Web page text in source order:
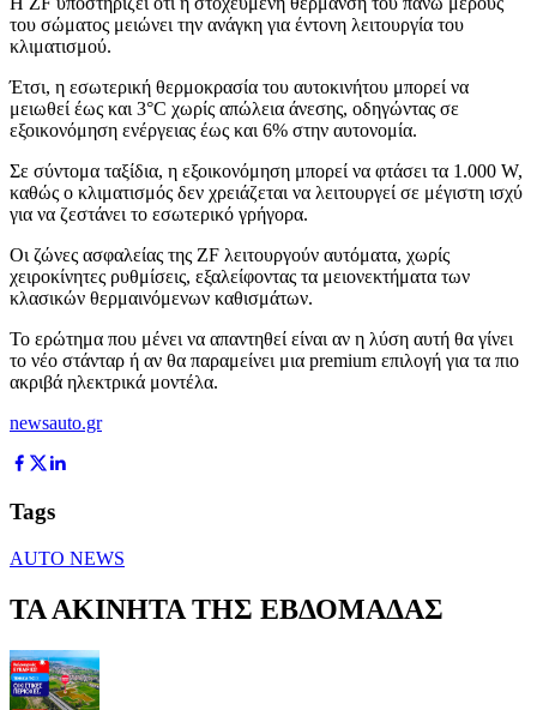
του σώματος μειώνει την ανάγκη για έντονη λειτουργία του
κλιματισμού.
Έτσι, η εσωτερική θερμοκρασία του αυτοκινήτου μπορεί να
μειωθεί έως και 3°C χωρίς απώλεια άνεσης, οδηγώντας σε
εξοικονόμηση ενέργειας έως και 6% στην αυτονομία.
Σε σύντομα ταξίδια, η εξοικονόμηση μπορεί να φτάσει τα 1.000 W,
καθώς ο κλιματισμός δεν χρειάζεται να λειτουργεί σε μέγιστη ισχύ
για να ζεστάνει το εσωτερικό γρήγορα.
Οι ζώνες ασφαλείας της ZF λειτουργούν αυτόματα, χωρίς
χειροκίνητες ρυθμίσεις, εξαλείφοντας τα μειονεκτήματα των
κλασικών θερμαινόμενων καθισμάτων.
Το ερώτημα που μένει να απαντηθεί είναι αν η λύση αυτή θα γίνει
το νέο στάνταρ ή αν θα παραμείνει μια premium επιλογή για τα πιο
ακριβά ηλεκτρικά μοντέλα.
newsauto.gr
Tags
AUTO NEWS
ΤΑ ΑΚΙΝΗΤΑ ΤΗΣ ΕΒΔΟΜΑΔΑΣ